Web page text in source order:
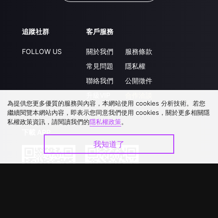
追蹤社群
FOLLOW US
客戶服務
關於我們
常見問題
聯絡我們
服務條款
隱私權
公開徵件
為提供您更多優質的服務與內容，本網站使用 cookies 分析技術。若您
繼續閱覽本網站內容，即表示您同意我們使用 cookies，關於更多相關隱
私權政策資訊，請閱讀我們的隱私權政策。
我知道了